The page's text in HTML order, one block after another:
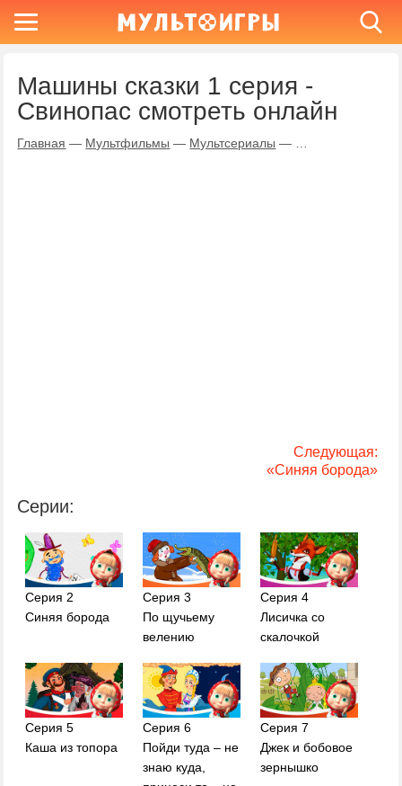
Машины сказки 1 серия -
Свинопас смотреть онлайн
Главная — Мультфильмы — Мультсериалы —
Следующая:
«Синяя борода»
Серии:
Серия 2
Синяя борода
Серия 3
По щучьему
велению
Серия 4
Лисичка со
скалочкой
Серия 5
Каша из топора
Серия 6
Пойди туда – не
знаю куда,
Серия 7
Джек и бобовое
зернышко